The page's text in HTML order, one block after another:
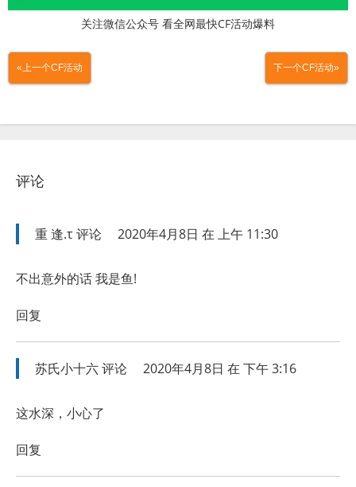
关注微信公众号 看全网最快CF活动爆料
«上一个CF活动 下一个CF活动»
评论
重 逢.τ评论 2020年4月8日 在 上午 11:30
不出意外的话 我是鱼!
回复
苏氏小十六评论 2020年4月8日 在 下午 3:16
这水深，小心了
回复